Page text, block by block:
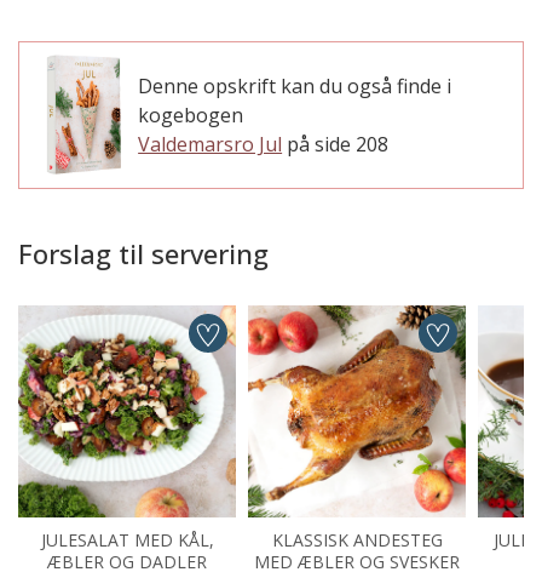
Denne opskrift kan du også finde i
kogebogen
Valdemarsro Jul på side 208
Forslag til servering
JULESALAT MED KÅL,
ÆBLER OG DADLER
KLASSISK ANDESTEG
MED ÆBLER OG SVESKER